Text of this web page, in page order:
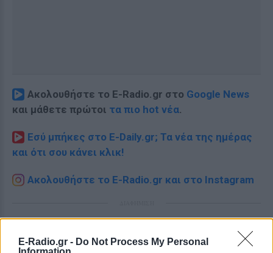
E-Radio.gr - Do Not Process My Personal
Ακολουθήστε το E-Radio.gr στο Google News
και μάθετε πρώτοι τα πιο hot νέα.
Εσύ μπήκες στο E-Daily.gr; Τα νέα της ημέρας
και ότι σου κάνει κλικ!
Ακολουθήστε το E-Radio.gr και στο Instagram